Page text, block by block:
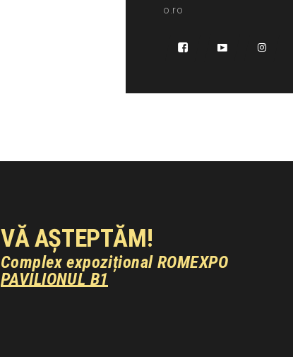
o.ro
VĂ AȘTEPTĂM!
Complex expozițional ROMEXPO
PAVILIONUL B1